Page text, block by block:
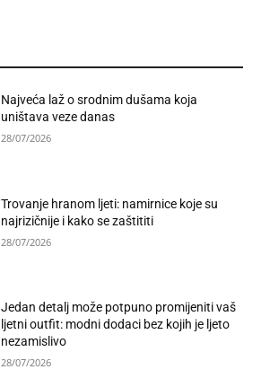
Najveća laž o srodnim dušama koja
uništava veze danas
28/07/2026
Trovanje hranom ljeti: namirnice koje su
najrizičnije i kako se zaštititi
28/07/2026
Jedan detalj može potpuno promijeniti vaš
ljetni outfit: modni dodaci bez kojih je ljeto
nezamislivo
28/07/2026